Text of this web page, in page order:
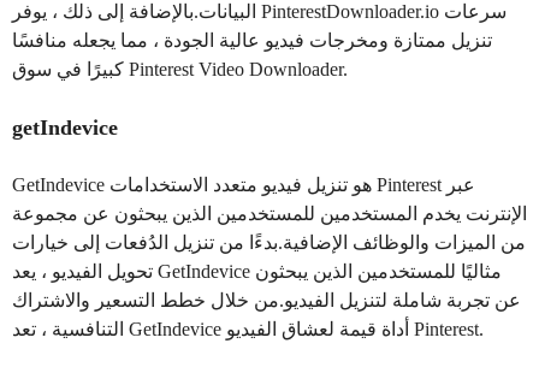
البيانات.بالإضافة إلى ذلك ، يوفر PinterestDownloader.io سرعات
تنزيل ممتازة ومخرجات فيديو عالية الجودة ، مما يجعله منافسًا
كبيرًا في سوق Pinterest Video Downloader.
getIndevice
GetIndevice هو تنزيل فيديو متعدد الاستخدامات Pinterest عبر
الإنترنت يخدم المستخدمين للمستخدمين الذين يبحثون عن مجموعة
من الميزات والوظائف الإضافية.بدءًا من تنزيل الدُفعات إلى خيارات
تحويل الفيديو ، يعد GetIndevice مثاليًا للمستخدمين الذين يبحثون
عن تجربة شاملة لتنزيل الفيديو.من خلال خطط التسعير والاشتراك
التنافسية ، تعد GetIndevice أداة قيمة لعشاق الفيديو Pinterest.